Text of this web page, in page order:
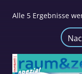
Alle 5 Ergebnisse